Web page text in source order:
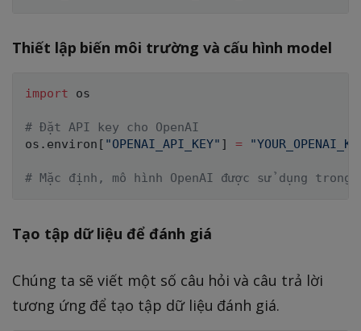
Thiết lập biến môi trường và cấu hình model
import os
# Đặt API key cho OpenAI
os . environ [ "OPENAI_API_KEY" ] =
# Mặc định, mô hình OpenAI được sử dụng
Tạo tập dữ liệu để đánh giá
Chúng ta sẽ viết một số câu hỏi và câu trả lời
tương ứng để tạo tập dữ liệu đánh giá.